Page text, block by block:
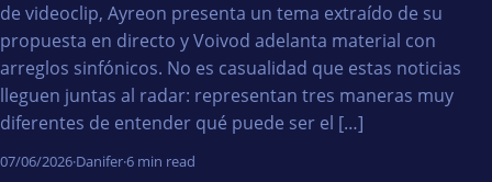
de videoclip, Ayreon presenta un tema extraído de su
propuesta en directo y Voivod adelanta material con
arreglos sinfónicos. No es casualidad que estas noticias
lleguen juntas al radar: representan tres maneras muy
diferentes de entender qué puede ser el […]
07/06/2026·Danifer·6 min read